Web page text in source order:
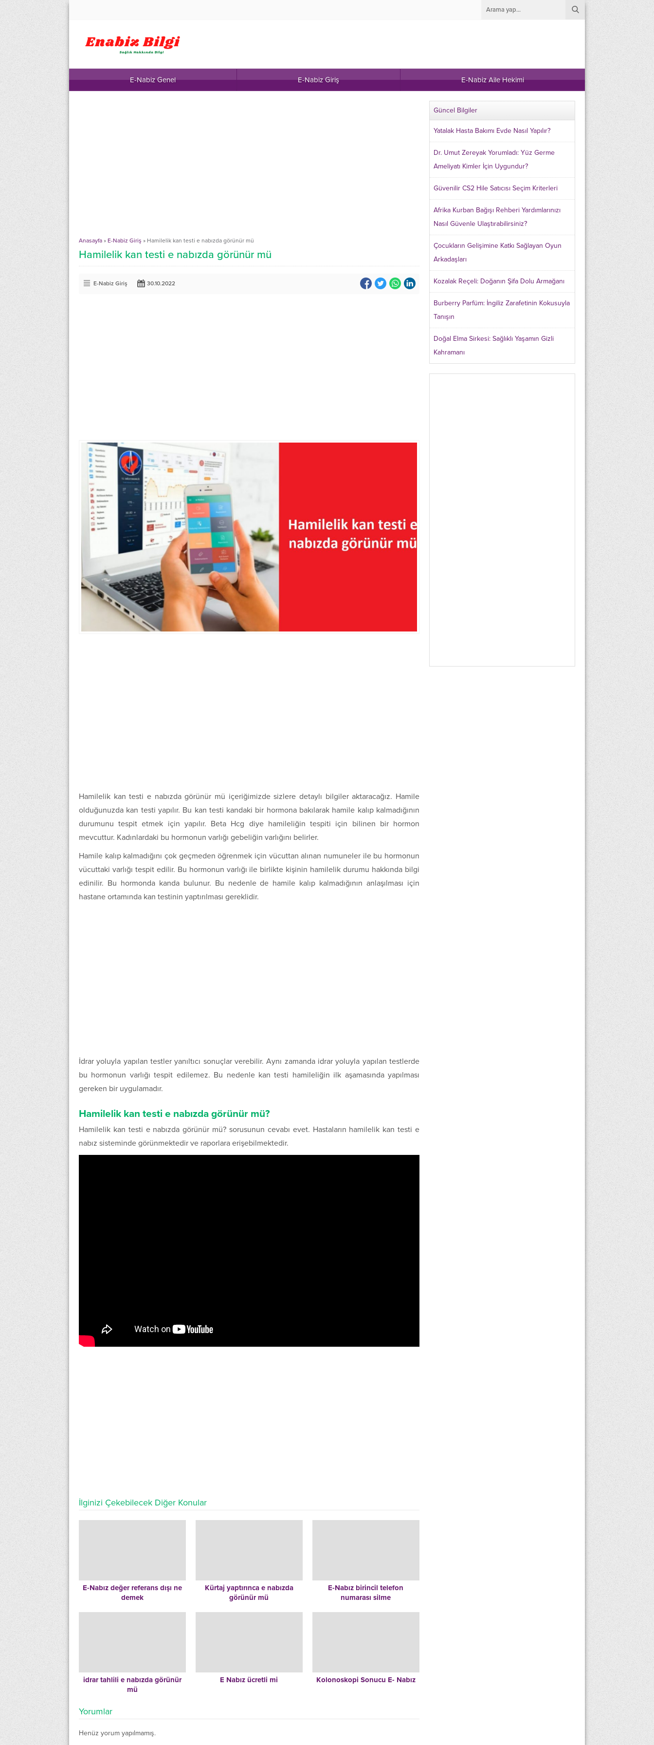
E-Nabiz Genel E-Nabiz Giriş E-Nabiz Aile Hekimi
Anasayfa » E-Nabiz Giriş » Hamilelik kan testi e nabızda görünür mü
Hamilelik kan testi e nabızda görünür mü
E-Nabiz Giriş 30.10.2022
Hamilelik kan testi e nabızda görünür mü içeriğimizde sizlere detaylı bilgiler aktaracağız. Hamile
olduğunuzda kan testi yapılır. Bu kan testi kandaki bir hormona bakılarak hamile kalıp kalmadığının
durumunu tespit etmek için yapılır. Beta Hcg diye hamileliğin tespiti için bilinen bir hormon
mevcuttur. Kadınlardaki bu hormonun varlığı gebeliğin varlığını belirler.
Hamile kalıp kalmadığını çok geçmeden öğrenmek için vücuttan alınan numuneler ile bu hormonun
vücuttaki varlığı tespit edilir. Bu hormonun varlığı ile birlikte kişinin hamilelik durumu hakkında bilgi
edinilir. Bu hormonda kanda bulunur. Bu nedenle de hamile kalıp kalmadığının anlaşılması için
hastane ortamında kan testinin yaptırılması gereklidir.
İdrar yoluyla yapılan testler yanıltıcı sonuçlar verebilir. Aynı zamanda idrar yoluyla yapılan testlerde
bu hormonun varlığı tespit edilemez. Bu nedenle kan testi hamileliğin ilk aşamasında yapılması
gereken bir uygulamadır.
Hamilelik kan testi e nabızda görünür mü?
Hamilelik kan testi e nabızda görünür mü? sorusunun cevabı evet. Hastaların hamilelik kan testi e
nabız sisteminde görünmektedir ve raporlara erişebilmektedir.
İlginizi Çekebilecek Diğer Konular
E-Nabız değer referans dışı ne
demek
Kürtaj yaptırınca e nabızda
görünür mü
E-Nabız birincil telefon
numarası silme
idrar tahlili e nabızda görünür
mü
E Nabız ücretli mi Kolonoskopi Sonucu E- Nabız
Yorumlar
Henüz yorum yapılmamış.
Güncel Bilgiler
Yatalak Hasta Bakımı Evde Nasıl Yapılır?
Dr. Umut Zereyak Yorumladı: Yüz Germe
Ameliyatı Kimler İçin Uygundur?
Güvenilir CS2 Hile Satıcısı Seçim Kriterleri
Afrika Kurban Bağışı Rehberi Yardımlarınızı
Nasıl Güvenle Ulaştırabilirsiniz?
Çocukların Gelişimine Katkı Sağlayan Oyun
Arkadaşları
Kozalak Reçeli: Doğanın Şifa Dolu Armağanı
Burberry Parfüm: İngiliz Zarafetinin Kokusuyla
Tanışın
Doğal Elma Sirkesi: Sağlıklı Yaşamın Gizli
Kahramanı